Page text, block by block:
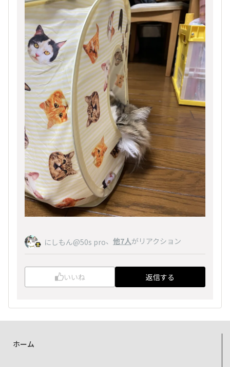
にしもん@50s pro、 他7人がリアクション
いいね 返信する
ホーム